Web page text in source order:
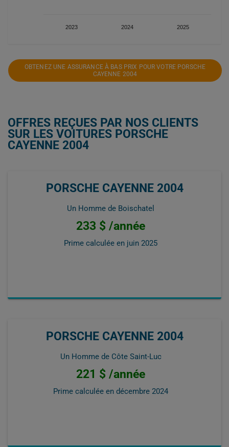
2023 2024 2025
OBTENEZ UNE ASSURANCE À BAS PRIX POUR VOTRE PORSCHE
CAYENNE 2004
OFFRES REÇUES PAR NOS CLIENTS
SUR LES VOITURES PORSCHE
CAYENNE 2004
PORSCHE CAYENNE 2004
Un Homme de Boischatel
233 $ /année
Prime calculée en juin 2025
PORSCHE CAYENNE 2004
Un Homme de Côte Saint-Luc
221 $ /année
Prime calculée en décembre 2024